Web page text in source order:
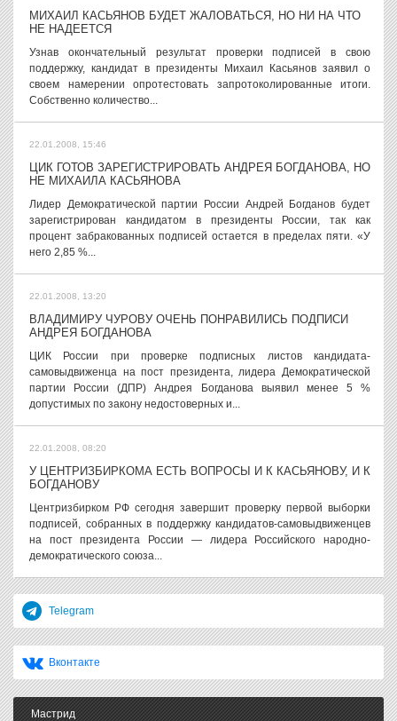
МИХАИЛ КАСЬЯНОВ БУДЕТ ЖАЛОВАТЬСЯ, НО НИ НА ЧТО
НЕ НАДЕЕТСЯ
Узнав окончательный результат проверки подписей в свою
поддержку, кандидат в президенты Михаил Касьянов заявил о
своем намерении опротестовать запротоколированные итоги.
Собственно количество...
22.01.2008, 15:46
ЦИК ГОТОВ ЗАРЕГИСТРИРОВАТЬ АНДРЕЯ БОГДАНОВА, НО
НЕ МИХАИЛА КАСЬЯНОВА
Лидер Демократической партии России Андрей Богданов будет
зарегистрирован кандидатом в президенты России, так как
процент забракованных подписей остается в пределах пяти. «У
него 2,85 %...
22.01.2008, 13:20
ВЛАДИМИРУ ЧУРОВУ ОЧЕНЬ ПОНРАВИЛИСЬ ПОДПИСИ
АНДРЕЯ БОГДАНОВА
ЦИК России при проверке подписных листов кандидата-
самовыдвиженца на пост президента, лидера Демократической
партии России (ДПР) Андрея Богданова выявил менее 5 %
допустимых по закону недостоверных и...
22.01.2008, 08:20
У ЦЕНТРИЗБИРКОМА ЕСТЬ ВОПРОСЫ И К КАСЬЯНОВУ, И К
БОГДАНОВУ
Центризбирком РФ сегодня завершит проверку первой выборки
подписей, собранных в поддержку кандидатов-самовыдвиженцев
на пост президента России — лидера Российского народно-
демократического союза...
Telegram
Вконтакте
Мастрид